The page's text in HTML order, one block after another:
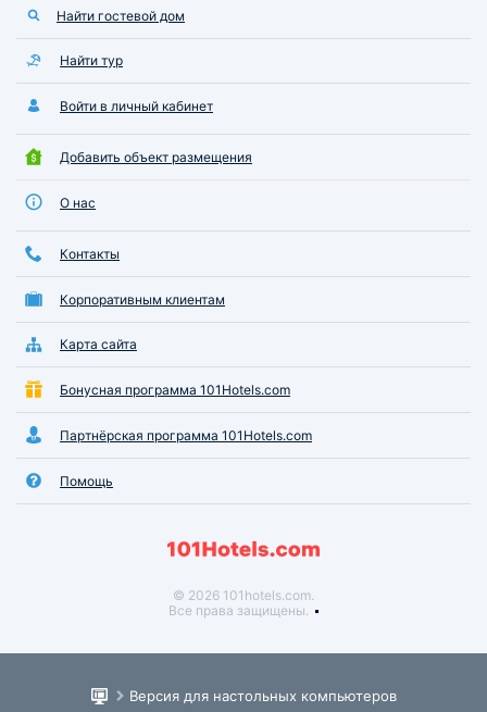
Найти гостевой дом
Найти тур
Войти в личный кабинет
Добавить объект размещения
О нас
Контакты
Корпоративным клиентам
Карта сайта
Бонусная программа 101Hotels.com
Партнёрская программа 101Hotels.com
Помощь
© 2026 101hotels.com.
Все права защищены.
Версия для настольных компьютеров